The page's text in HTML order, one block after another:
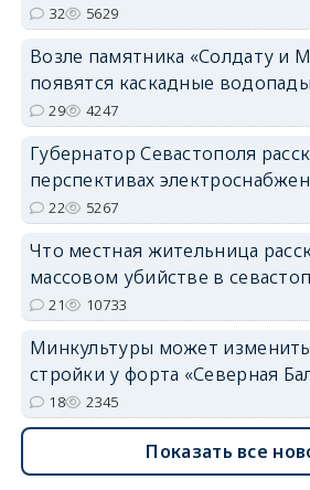
32 5629
Возле памятника «Солдату и
появятся каскадные водопады
29 4247
Губернатор Севастополя
перспективах
22 5267
Что местная жительница
массовом убийстве в
21 10733
Минкультуры может
стройки у форта «Северная
18 2345
Показать все